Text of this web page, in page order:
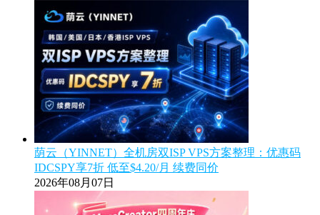
荫云（YINNET）全机房双ISP VPS方案整理：优惠码
IDCSPY享7折 低至$4.20/月 续费同价
2026年08月07日